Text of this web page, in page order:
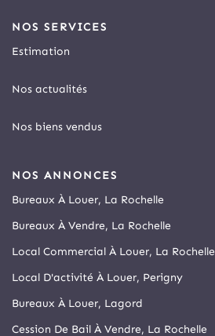
NOS SERVICES
Estimation
Nos actualités
Nos biens vendus
NOS ANNONCES
Bureaux À Louer, La Rochelle
Bureaux À Vendre, La Rochelle
Local Commercial À Louer, La Rochelle
Local D'activité À Louer, Perigny
Bureaux À Louer, Lagord
Cession De Bail À Vendre, La Rochelle